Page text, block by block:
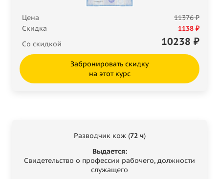
Цена
11376 ₽
Скидка
1138 ₽
Со скидкой
10238 ₽
Забронировать скидку
на этот курс
Разводчик кож (72 ч)
Выдается:
Свидетельство о профессии рабочего, должности
служащего